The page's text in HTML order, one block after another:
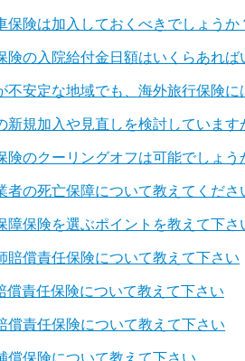
保険は加入しておくべきでしょうか
険の入院給付金日額はいくらあれば
不安定な地域でも、海外旅行保険に
新規加入や見直しを検討しています
険のクーリングオフは可能でしょう
者の死亡保障について教えてくださ
障保険を選ぶポイントを教えて下さ
賠償責任保険について教えて下さい
償責任保険について教えて下さい
償責任保険について教えて下さい